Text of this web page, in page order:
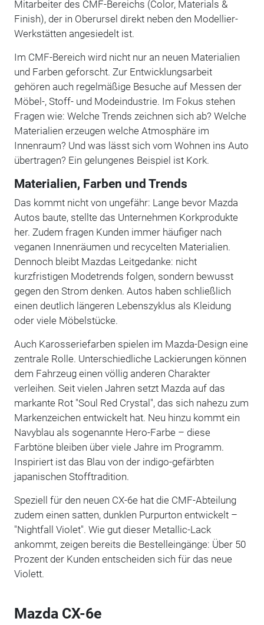
Mitarbeiter des CMF-Bereichs (Color, Materials &
Finish), der in Oberursel direkt neben den Modellier-
Werkstätten angesiedelt ist.
Im CMF-Bereich wird nicht nur an neuen Materialien
und Farben geforscht. Zur Entwicklungsarbeit
gehören auch regelmäßige Besuche auf Messen der
Möbel-, Stoff- und Modeindustrie. Im Fokus stehen
Fragen wie: Welche Trends zeichnen sich ab? Welche
Materialien erzeugen welche Atmosphäre im
Innenraum? Und was lässt sich vom Wohnen ins Auto
übertragen? Ein gelungenes Beispiel ist Kork.
Materialien, Farben und Trends
Das kommt nicht von ungefähr: Lange bevor Mazda
Autos baute, stellte das Unternehmen Korkprodukte
her. Zudem fragen Kunden immer häufiger nach
veganen Innenräumen und recycelten Materialien.
Dennoch bleibt Mazdas Leitgedanke: nicht
kurzfristigen Modetrends folgen, sondern bewusst
gegen den Strom denken. Autos haben schließlich
einen deutlich längeren Lebenszyklus als Kleidung
oder viele Möbelstücke.
Auch Karosseriefarben spielen im Mazda-Design eine
zentrale Rolle. Unterschiedliche Lackierungen können
dem Fahrzeug einen völlig anderen Charakter
verleihen. Seit vielen Jahren setzt Mazda auf das
markante Rot "Soul Red Crystal", das sich nahezu zum
Markenzeichen entwickelt hat. Neu hinzu kommt ein
Navyblau als sogenannte Hero-Farbe – diese
Farbtöne bleiben über viele Jahre im Programm.
Inspiriert ist das Blau von der indigo-gefärbten
japanischen Stofftradition.
Speziell für den neuen CX-6e hat die CMF-Abteilung
zudem einen satten, dunklen Purpurton entwickelt –
"Nightfall Violet". Wie gut dieser Metallic-Lack
ankommt, zeigen bereits die Bestelleingänge: Über 50
Prozent der Kunden entscheiden sich für das neue
Violett.
Mazda CX-6e